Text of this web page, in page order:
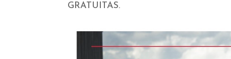
GRATUITAS.